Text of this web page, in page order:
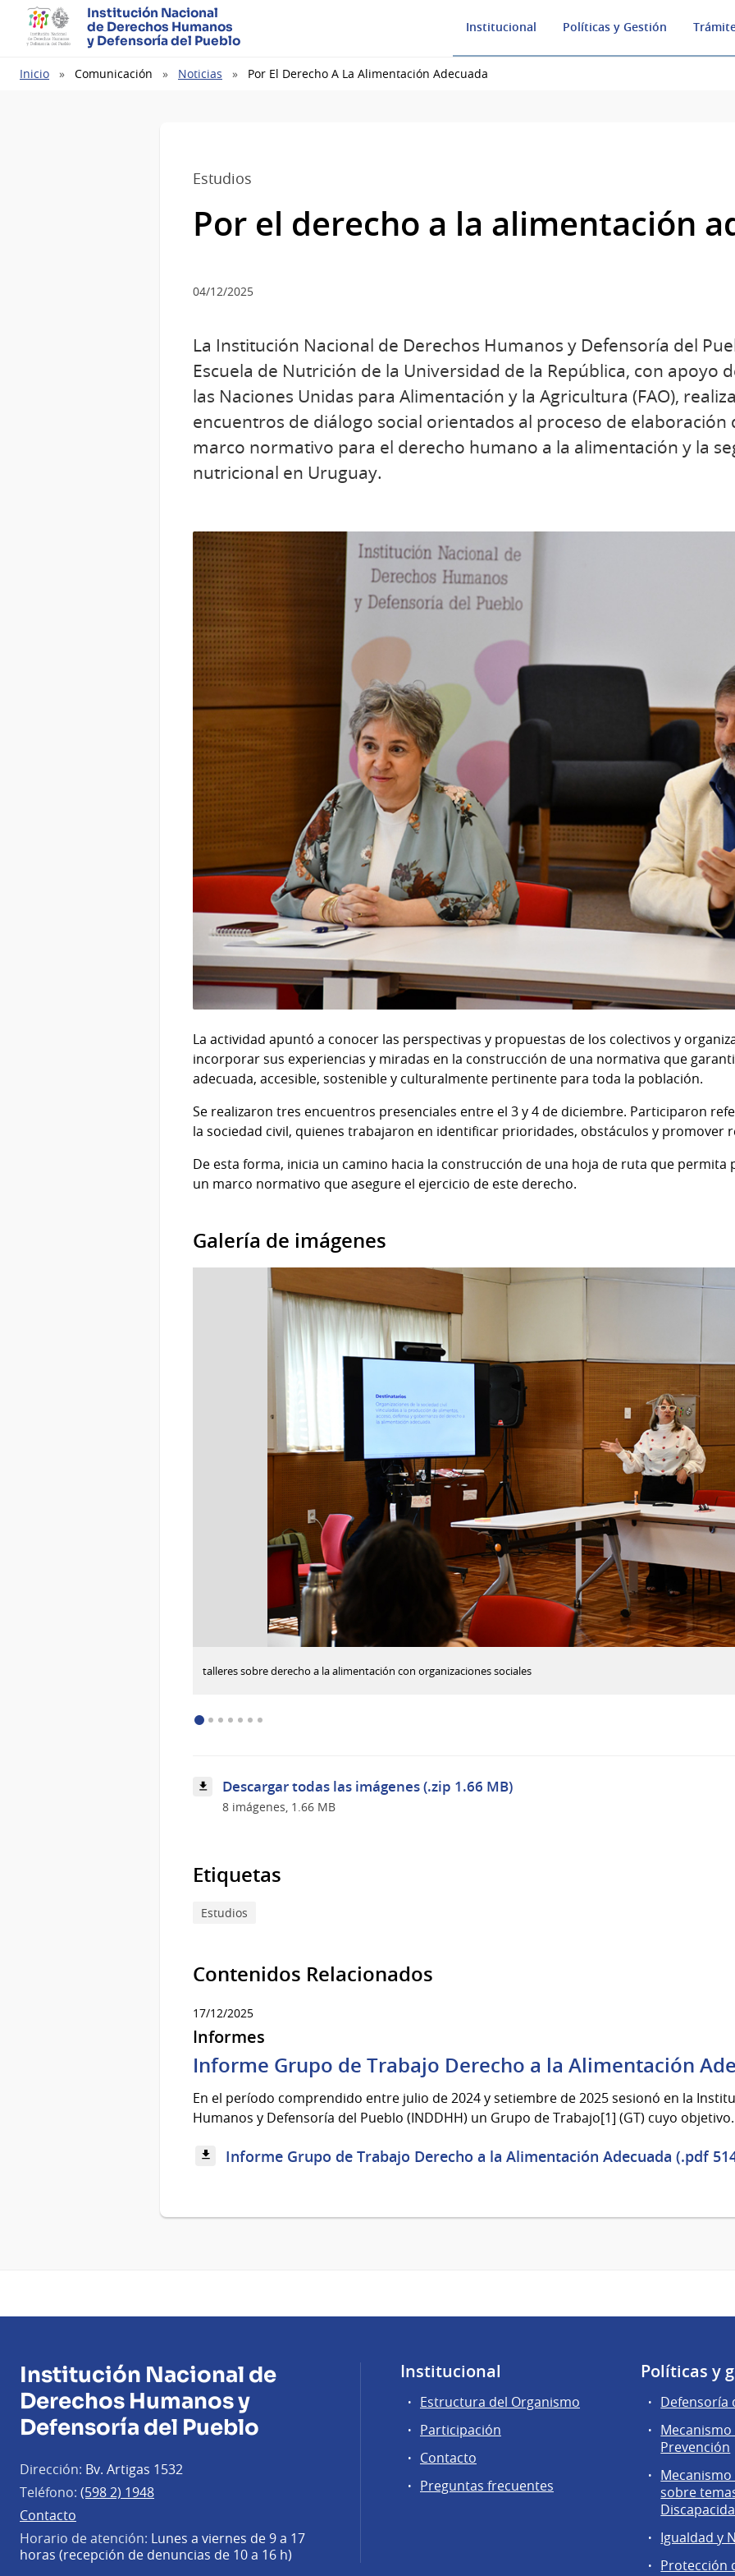
Institución Nacional
de Derechos Humanos
y Defensoría del Pueblo
Institucional Políticas y Gestión
Ruta
Inicio Comunicación Noticias Por El Derecho A La Alimentación Adecuada
Estudios
Por el derecho a la alimentación
04/12/2025
La Institución Nacional de Derechos Humanos y Defensoría del
Escuela de Nutrición de la Universidad de la República, con apoyo
las Naciones Unidas para Alimentación y la Agricultura (FAO),
encuentros de diálogo social orientados al proceso de elaboración
marco normativo para el derecho humano a la alimentación y la
nutricional en Uruguay.
La actividad apuntó a conocer las perspectivas y propuestas de los colectivos y
incorporar sus experiencias y miradas en la construcción de una normativa que
adecuada, accesible, sostenible y culturalmente pertinente para toda la población.
Se realizaron tres encuentros presenciales entre el 3 y 4 de diciembre. Participaron
la sociedad civil, quienes trabajaron en identificar prioridades, obstáculos y promover
De esta forma, inicia un camino hacia la construcción de una hoja de ruta que
un marco normativo que asegure el ejercicio de este derecho.
Galería de imágenes
derecho
organizaciones
talleres sobre derecho a la alimentación con organizaciones sociales
Descargar todas las imágenes (.zip 1.66 MB)
8 imágenes, 1.66 MB
Etiquetas
Estudios
Contenidos Relacionados
17/12/2025
Informes
Informe Grupo de Trabajo Derecho a la Alimentación
En el período comprendido entre julio de 2024 y setiembre de 2025 sesionó en la
Humanos y Defensoría del Pueblo (INDDHH) un Grupo de Trabajo[1] (GT) cuyo
Informe Grupo de Trabajo Derecho a la Alimentación Adecuada (.pdf
Institución Nacional de
Derechos Humanos y
Defensoría del Pueblo
Dirección: Bv. Artigas 1532
Teléfono: (598 2) 1948
Contacto
Horario de atención: Lunes a viernes de 9 a 17
horas (recepción de denuncias de 10 a 16 h)
Institucional
Estructura del Organismo
Participación
Contacto
Preguntas frecuentes
Políticas y
Defensoría
Prevención
sobre
Igualdad y
Protección